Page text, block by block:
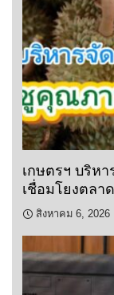
เกษตรฯ บริห
เชื่อมโยงตลา
สิงหาคม 6, 2026